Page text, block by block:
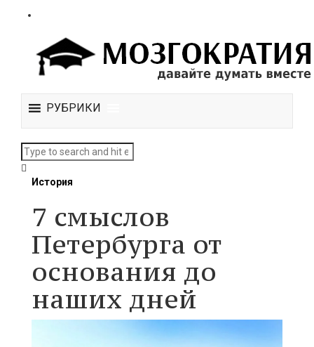
РУБРИКИ
История
7 смыслов
Петербурга от
основания до
наших дней